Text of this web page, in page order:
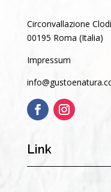
Circonvallazione
00195 Roma (Italia)
Impressum
Link